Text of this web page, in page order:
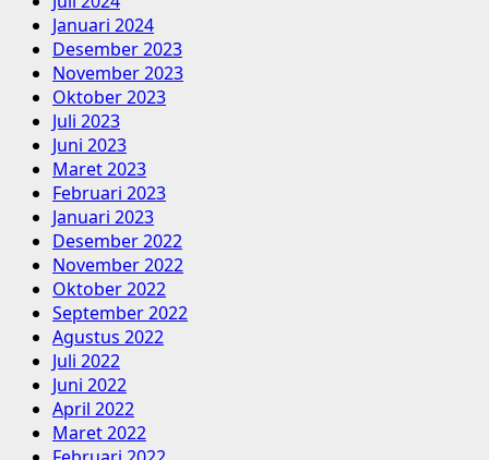
Januari 2024
Desember 2023
November 2023
Oktober 2023
Juli 2023
Juni 2023
Maret 2023
Februari 2023
Januari 2023
Desember 2022
November 2022
Oktober 2022
September 2022
Agustus 2022
Juli 2022
Juni 2022
April 2022
Maret 2022